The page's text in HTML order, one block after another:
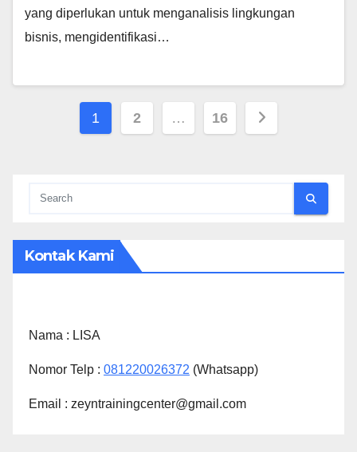
yang diperlukan untuk menganalisis lingkungan
bisnis, mengidentifikasi…
Posts
1 2 … 16
Kontak Kami
Nama : LISA
Nomor Telp : 081220026372 (Whatsapp)
Email : zeyntrainingcenter@gmail.com